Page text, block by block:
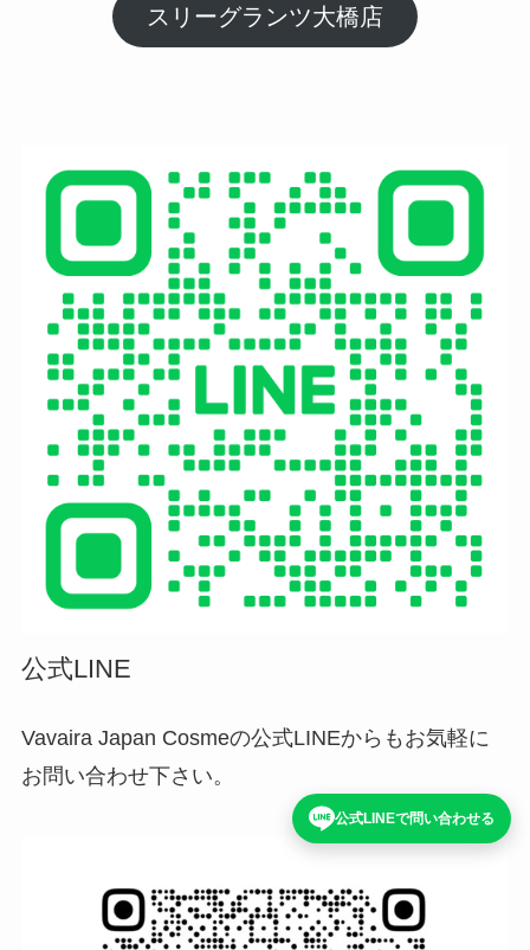
スリーグランツ大橋店
公式LINE
Vavaira Japan Cosmeの公式LINEからもお気軽に
お問い合わせ下さい。
公式LINEで問い合わせる